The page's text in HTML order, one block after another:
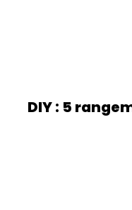
DIY : 5